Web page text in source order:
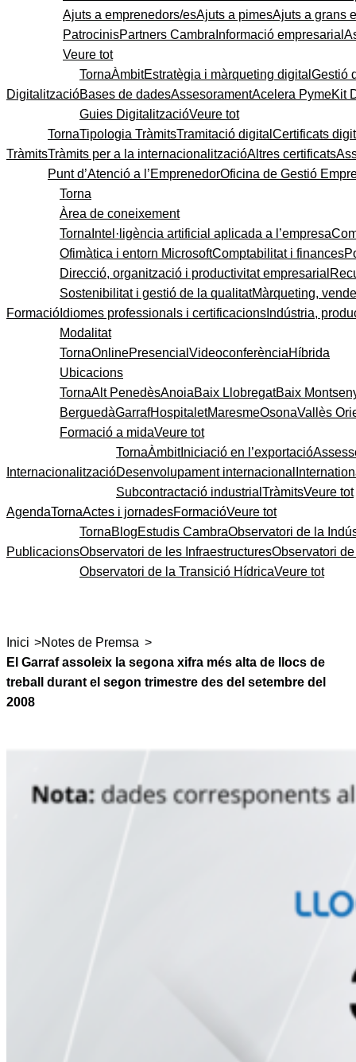
Ajuts a emprenedors/esAjuts a pimesAjuts a grans
PatrocinisPartners Cambra Informació empresarial
Veure tot
Digitalització
TornaÀmbitEstratègia i màrqueting digital Gestió
Bases de dadesAssesoramentAcelera PymeKit
Guies DigitalitzacióVeure tot
Tràmits
TornaTipologia TràmitsTramitació digital Certificats
Tràmits per a la internacionalitzacióAltres certificats
Punt d’Atenció a l’EmprenedorOficina de Gestió
Formació
Torna
Àrea de coneixement
Torna Intel·ligència artificial aplicada a l’empresa
Ofimàtica i entorn MicrosoftComptabilitat i finances
Direcció, organització i productivitat empresarial
Sostenibilitat i gestió de la qualitatMàrqueting,
Idiomes professionals i certificacions Indústria,
Modalitat
TornaOnlinePresencial VideoconferènciaHíbrida
Ubicacions
TornaAlt PenedèsAnoiaBaix LlobregatBaix
BerguedàGarrafHospitaletMaresmeOsonaVallès
Formació a midaVeure tot
Internacionalització
TornaÀmbitIniciació en l’exportació
Desenvolupament internacional
Subcontractació industrial TràmitsVeure tot
AgendaTornaActes i jornadesFormacióVeure tot
Publicacions
TornaBlogEstudis CambraObservatori de la
Observatori de les InfraestructuresObservatori
Observatori de la Transició HídricaVeure tot
Inici >Notes de Premsa >
El Garraf assoleix la segona xifra més alta de llocs de
treball durant el segon trimestre des del setembre del
2008